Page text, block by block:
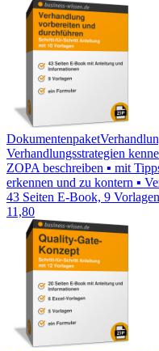
Dokumentenpaket
Verhandlungsstrategien
ZOPA beschreiben ▪ mit
erkennen und zu kontern ▪
43 Seiten E-Book, 9
11,80